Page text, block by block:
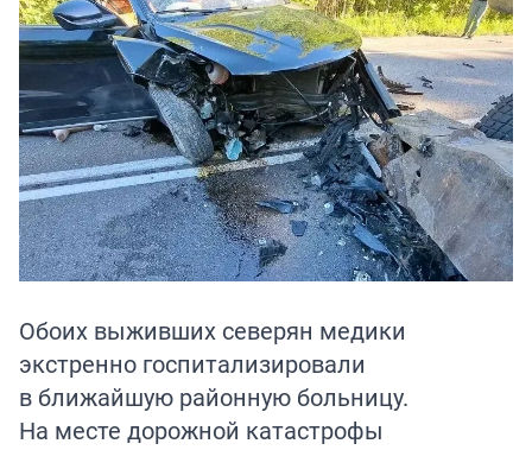
Обоих выживших северян медики
экстренно госпитализировали
в ближайшую районную больницу.
На месте дорожной катастрофы